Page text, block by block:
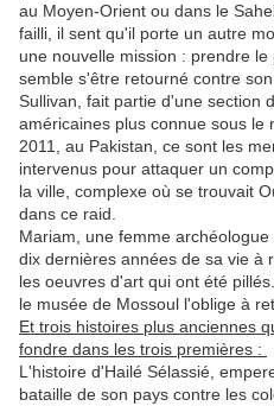
au Moyen-Orient ou dans le
failli, il sent qu'il porte un autre
une nouvelle mission : prendre
semble s'être retourné contre son
Sullivan, fait partie d'une section
américaines plus connue sous le
2011, au Pakistan, ce sont les
intervenus pour attaquer un
la ville, complexe où se trouvait
dans ce raid.
Mariam, une femme
dix dernières années de sa vie à
les oeuvres d'art qui ont été
le musée de Mossoul l'oblige à
Et trois histoires plus anciennes
fondre dans les trois premières :
L'histoire d'Hailé Sélassié,
bataille de son pays contre les